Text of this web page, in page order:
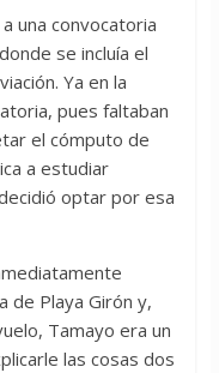
una convocatoria
se incluía el
Ya en la
pues faltaban
el cómputo de
a estudiar
optar por esa
de Playa Girón y,
Tamayo era un
las cosas dos